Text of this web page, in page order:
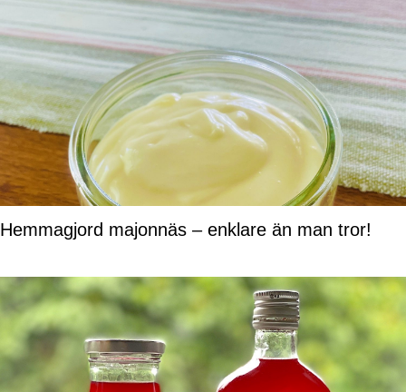
Hemmagjord majonnäs – enklare än man tror!